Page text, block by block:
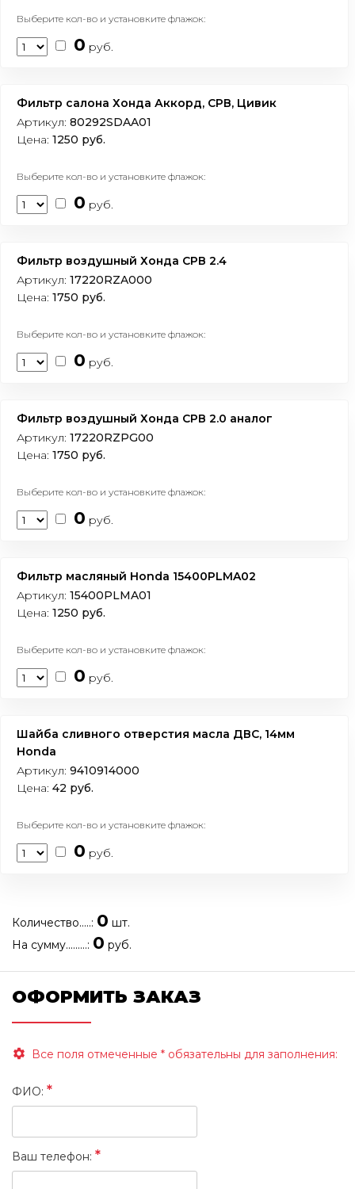
Выберите кол-во и установките флажок:
0 руб.
Фильтр салона Хонда Аккорд, СРВ, Цивик
Артикул: 80292SDAA01
Цена: 1250 руб.
Выберите кол-во и установките флажок:
0 руб.
Фильтр воздушный Хонда СРВ 2.4
Артикул: 17220RZA000
Цена: 1750 руб.
Выберите кол-во и установките флажок:
0 руб.
Фильтр воздушный Хонда СРВ 2.0 аналог
Артикул: 17220RZPG00
Цена: 1750 руб.
Выберите кол-во и установките флажок:
0 руб.
Фильтр масляный Honda 15400PLMA02
Артикул: 15400PLMA01
Цена: 1250 руб.
Выберите кол-во и установките флажок:
0 руб.
Шайба сливного отверстия масла ДВС, 14мм
Honda
Артикул: 9410914000
Цена: 42 руб.
Выберите кол-во и установките флажок:
0 руб.
Количество.....: 0 шт.
На сумму.........: 0 руб.
ОФОРМИТЬ ЗАКАЗ
Все поля отмеченные * обязательны для заполнения:
ФИО: *
Ваш телефон: *